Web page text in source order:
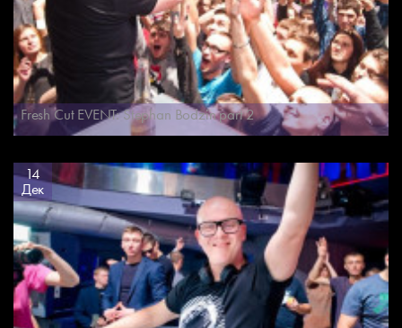
Fresh Cut EVENT: Stephan Bodzin part 2
14
Дек